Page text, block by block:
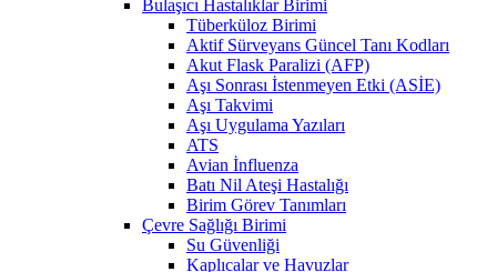
Bulaşıcı Hastalıklar Birimi
Tüberküloz Birimi
Aktif Sürveyans Güncel Tanı Kodları
Akut Flask Paralizi (AFP)
Aşı Sonrası İstenmeyen Etki (ASİE)
Aşı Takvimi
Aşı Uygulama Yazıları
ATS
Avian İnfluenza
Batı Nil Ateşi Hastalığı
Birim Görev Tanımları
Çevre Sağlığı Birimi
Su Güvenliği
Kaplıcalar ve Havuzlar